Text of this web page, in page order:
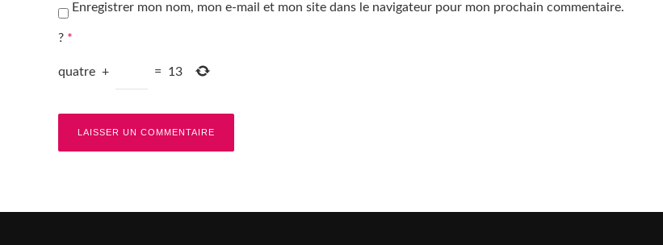
Enregistrer mon nom, mon e-mail et mon site dans le navigateur pour mon prochain commentaire.
? *
quatre + = 13